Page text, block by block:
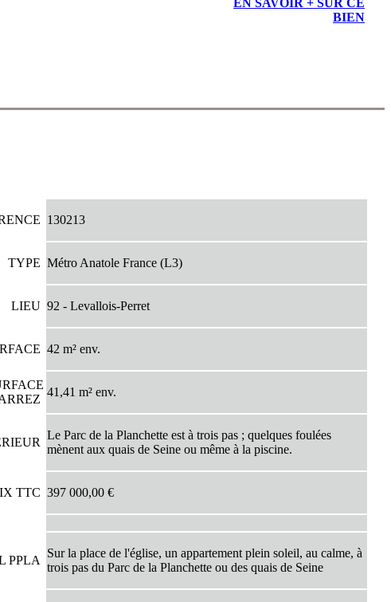
BIEN
130213
TYPE Métro Anatole France (L3)
LIEU 92 - Levallois-Perret
42 m² env.
41,41 m² env.
Le Parc de la Planchette est à trois pas ; quelques foulées
mènent aux quais de Seine ou même à la piscine.
TTC 397 000,00 €
PPLA
Sur la place de l'église, un appartement plein soleil, au calme, à
trois pas du Parc de la Planchette ou des quais de Seine